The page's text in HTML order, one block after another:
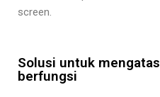
screen.
Solusi untuk
berfungsi